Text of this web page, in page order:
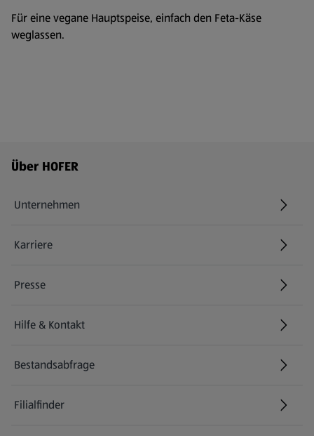
Für eine vegane Hauptspeise, einfach den Feta-Käse
weglassen.
Fußzeilenmenü - weitere Links
Über HOFER
Unternehmen
Karriere
(öffnet in einem neuen Tab)
Presse
Hilfe & Kontakt
(öffnet in einem neuen Tab)
Bestandsabfrage
(öffnet in einem neuen Tab)
Filialfinder